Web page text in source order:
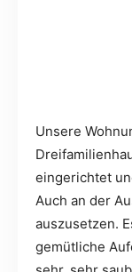
Unsere
eingerichtet
Auch an der
auszusetzen.
gemütliche